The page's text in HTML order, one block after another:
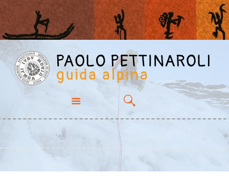
PROPOSTE
CHI SONO
ESPERIENZE
CONTATTI